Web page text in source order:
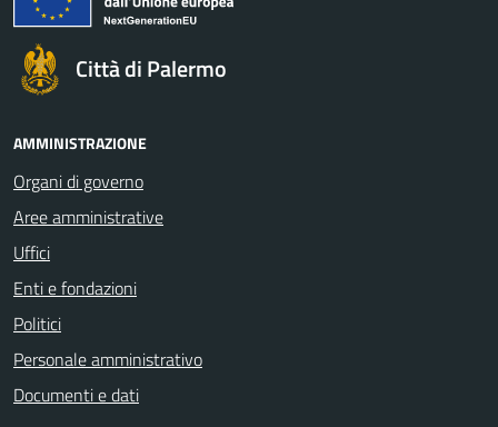
Città di Palermo
AMMINISTRAZIONE
Organi di governo
Aree amministrative
Uffici
Enti e fondazioni
Politici
Personale amministrativo
Documenti e dati